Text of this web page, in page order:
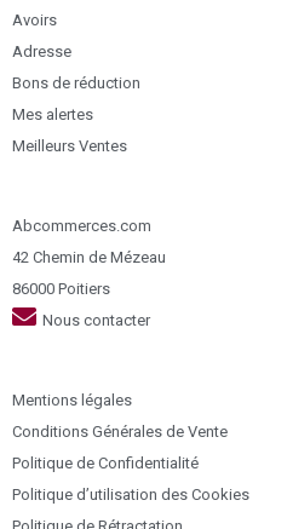
Avoirs
Adresse
Bons de réduction
Mes alertes
Meilleurs Ventes
Abcommerces.com
42 Chemin de Mézeau
86000 Poitiers
Nous contacter
Mentions légales
Conditions Générales de Vente
Politique de Confidentialité
Politique d’utilisation des Cookies